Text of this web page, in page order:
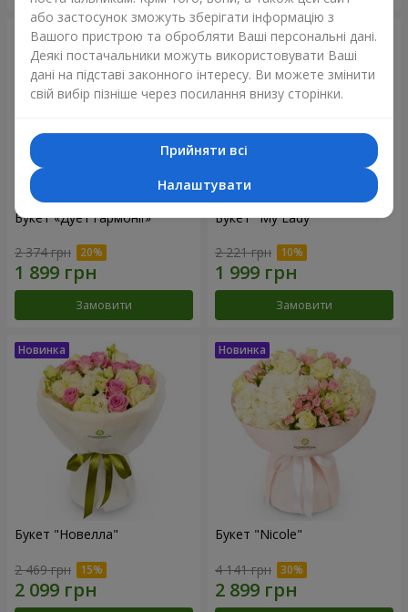
Букет «Дует гармонії»
2 374 грн
Замовити
Букет "My Lady"
2 221 грн
Замовити
Букет "Новелла"
2 469 грн
Букет "Nicole"
4 141 грн
або застосунок зможуть зберігати інформацію з
Вашого пристрою та обробляти Ваші персональні дані.
Деякі постачальники можуть використовувати Ваші
дані на підставі законного інтересу. Ви можете змінити
свій вибір пізніше через посилання внизу сторінки.
Прийняти всі
Налаштувати